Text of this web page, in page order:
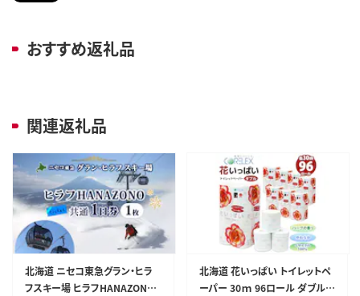
おすすめ返礼品
関連返礼品
北海道 ニセコ東急グラン・ヒラ
フスキー場 ヒラフHANAZONO
北海道 花いっぱい トイレットペ
ーパー 30ｍ 96ロール ダブル